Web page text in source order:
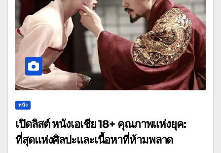
หนัง
เปิดลิสต์ หนังเอเชีย 18+ คุณภาพแห่งยุค:
ที่สุดแห่งศิลปะและเนื้อหาที่ห้ามพลาด